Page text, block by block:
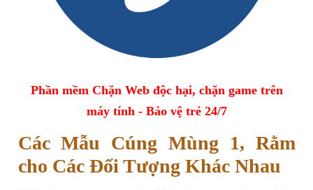
Phần mềm Chặn Web độc hại, chặn game trên
máy tính - Bảo vệ trẻ 24/7
Các Mẫu Cúng Mùng 1, Rằm
cho Các Đối Tượng Khác Nhau